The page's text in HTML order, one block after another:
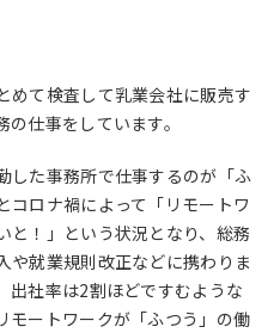
めて検査して乳業会社に販売す
仕事をしています。
した事務所で仕事するのが「ふ
コロナ禍によって「リモートワ
と！」という状況となり、総務
や就業規則改正などに携わりま
出社率は2割ほどですむような
モートワークが「ふつう」の働